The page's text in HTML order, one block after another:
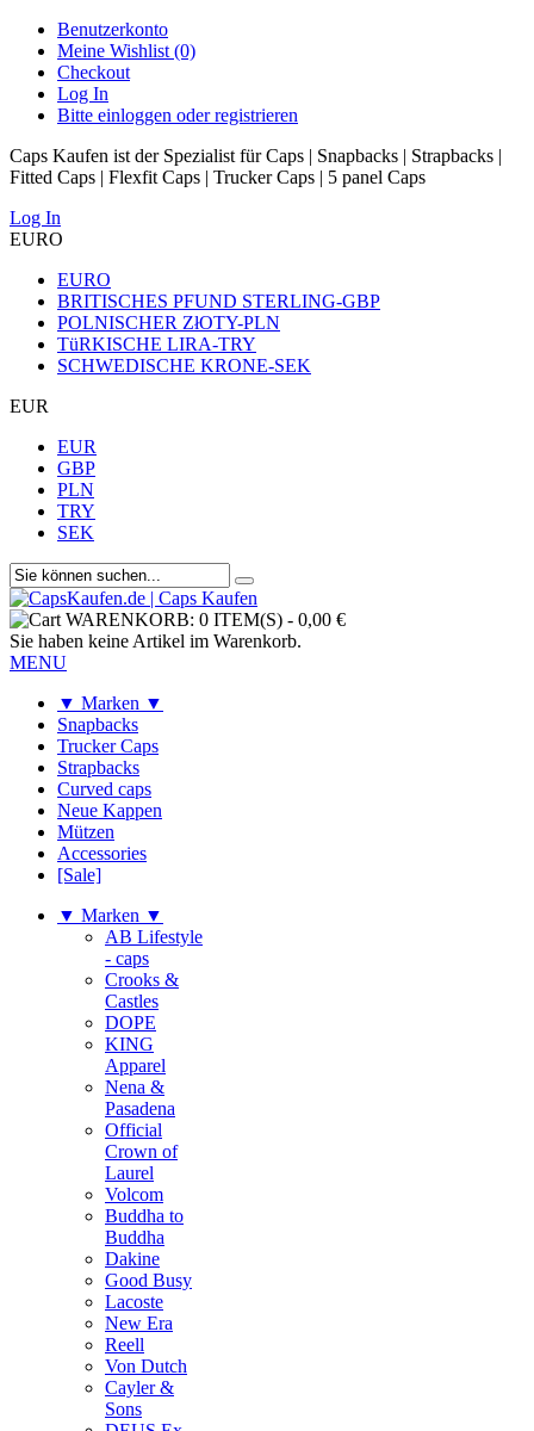
Benutzerkonto
Meine Wishlist (0)
Checkout
Log In
Bitte einloggen oder registrieren
Caps Kaufen ist der Spezialist für Caps | Snapbacks | Strapbacks |
Fitted Caps | Flexfit Caps | Trucker Caps | 5 panel Caps
Log In
EURO
EURO
BRITISCHES PFUND STERLING-GBP
POLNISCHER ZłOTY-PLN
TüRKISCHE LIRA-TRY
SCHWEDISCHE KRONE-SEK
EUR
EUR
GBP
PLN
TRY
SEK
WARENKORB: 0 ITEM(S) - 0,00 €
Sie haben keine Artikel im Warenkorb.
MENU
▼ Marken ▼
Snapbacks
Trucker Caps
Strapbacks
Curved caps
Neue Kappen
Mützen
Accessories
[Sale]
▼ Marken ▼
AB Lifestyle
- caps
Crooks &
Castles
DOPE
KING
Apparel
Nena &
Pasadena
Official
Crown of
Laurel
Volcom
Buddha to
Buddha
Dakine
Good Busy
Lacoste
New Era
Reell
Von Dutch
Cayler &
Sons